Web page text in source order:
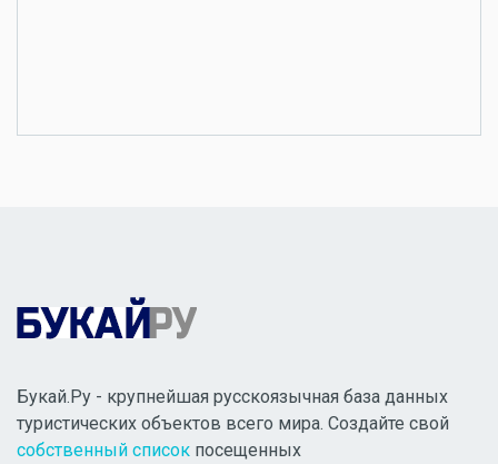
Букай.Ру - крупнейшая русскоязычная база данных
туристических объектов всего мира. Создайте свой
собственный список посещенных